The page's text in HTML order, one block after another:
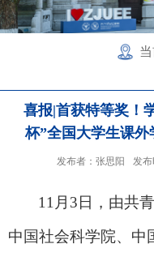
喜报|首获特等奖！
杯”全国大学生课
发布者：张思阳 发布
11月 3 日，由共
中国社会科学院、中